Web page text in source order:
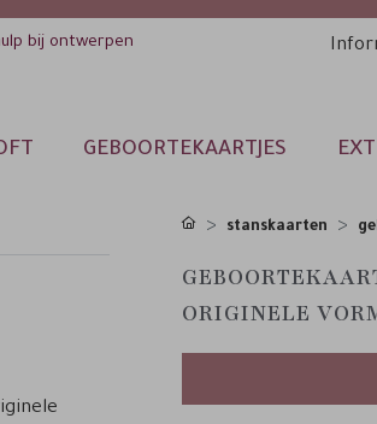
bij ontwerpen
GEBOORTEKAARTJES
stanskaarten
ORIGINELE